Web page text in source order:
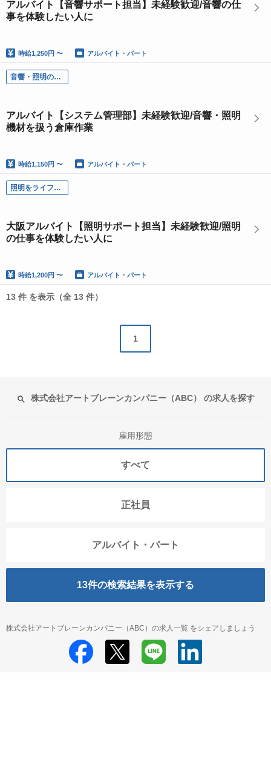
アルバイト【音響サポート担当】未経験歓迎/音響の仕
事を体験したい人に
時給1,250円 〜 アルバイト・パート
音響・照明の機材好きの方
アルバイト【システム管理部】未経験歓迎/音響・照明
機材を扱う倉庫作業
時給1,150円 〜 アルバイト・パート
照明をライフワークとできるかの判断材料として
大阪アルバイト【照明サポート担当】未経験歓迎/照明
の仕事を体験したい人に
時給1,200円 〜 アルバイト・パート
13 件 を表示（全 13 件）
1
株式会社アートブレーンカンパニー（ABC） の求人を探す
雇用形態
すべて
正社員
アルバイト・パート
13件の検索結果を表示する
株式会社アートブレーンカンパニー（ABC）の求人一覧 をシェアしましょう